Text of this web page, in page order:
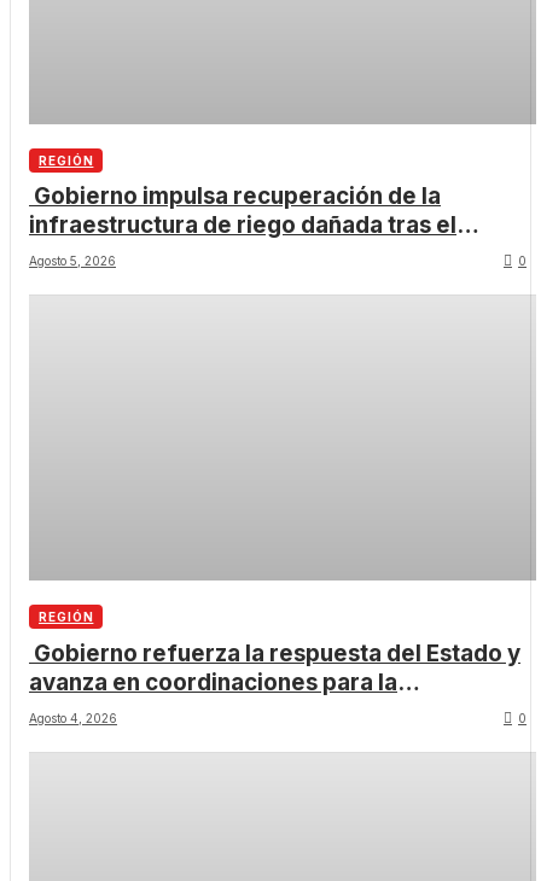
REGIÓN
Gobierno impulsa recuperación de la
infraestructura de riego dañada tras el
temporal.
Agosto 5, 2026 0
REGIÓN
Gobierno refuerza la respuesta del Estado y
avanza en coordinaciones para la
recuperación de la Región de Coquimbo.
Agosto 4, 2026 0